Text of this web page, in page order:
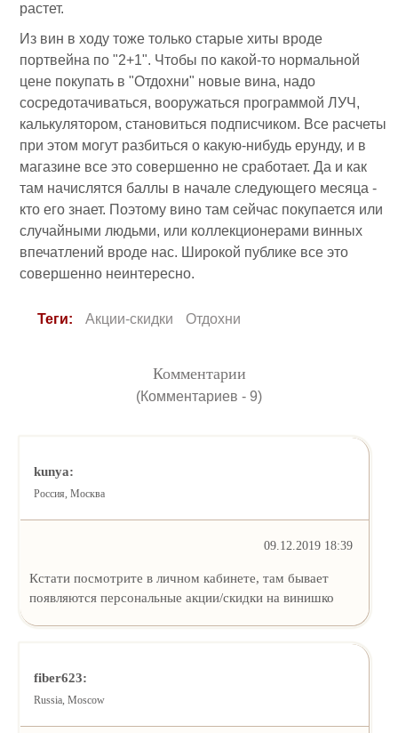
растет.
Из вин в ходу тоже только старые хиты вроде
портвейна по "2+1". Чтобы по какой-то нормальной
цене покупать в "Отдохни" новые вина, надо
сосредотачиваться, вооружаться программой ЛУЧ,
калькулятором, становиться подписчиком. Все расчеты
при этом могут разбиться о какую-нибудь ерунду, и в
магазине все это совершенно не сработает. Да и как
там начислятся баллы в начале следующего месяца -
кто его знает. Поэтому вино там сейчас покупается или
случайными людьми, или коллекционерами винных
впечатлений вроде нас. Широкой публике все это
совершенно неинтересно.
Теги: Акции-скидки Отдохни
Комментарии
(Комментариев - 9)
kunya:
Россия, Москва
09.12.2019 18:39
Кстати посмотрите в личном кабинете, там бывает
появляются персональные акции/скидки на винишко
fiber623:
Russia, Moscow